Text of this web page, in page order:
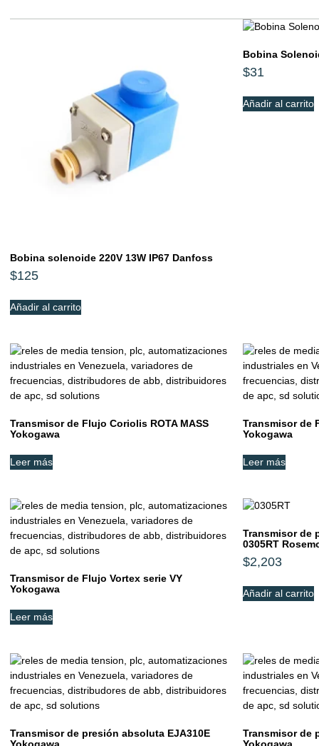
Bobina solenoide 220V 13W IP67 Danfoss
$125
Añadir al carrito
Bobina
$31
Añadir al carrito
Transmisor de Flujo Coriolis ROTA MASS
Yokogawa
Leer más
Transmisor de
Yokogawa
Leer más
Transmisor de Flujo Vortex serie VY
Yokogawa
Leer más
Transmisor de
0305RT
$2,203
Añadir al carrito
Transmisor de presión absoluta EJA310E
Transmisor de